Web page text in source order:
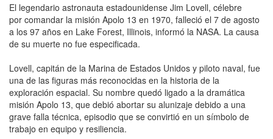
El legendario astronauta estadounidense Jim Lovell, célebre
por comandar la misión Apolo 13 en 1970, falleció el 7 de agosto
a los 97 años en Lake Forest, Illinois, informó la NASA. La causa
de su muerte no fue especificada.
Lovell, capitán de la Marina de Estados Unidos y piloto naval, fue
una de las figuras más reconocidas en la historia de la
exploración espacial. Su nombre quedó ligado a la dramática
misión Apolo 13, que debió abortar su alunizaje debido a una
grave falla técnica, episodio que se convirtió en un símbolo de
trabajo en equipo y resiliencia.